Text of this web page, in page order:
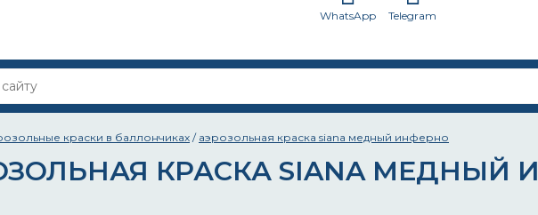
WhatsApp Telegram
краски в баллончиках / аэрозольная краска siana медный инферно
КРАСКА SIANA МЕДНЫЙ